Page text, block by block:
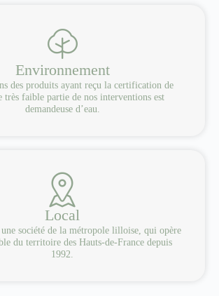
Environnement
des produits ayant reçu la certification de
très faible partie de nos interventions est
demandeuse d’eau.
Local
une société de la métropole lilloise, qui opère
du territoire des Hauts-de-France depuis
1992.